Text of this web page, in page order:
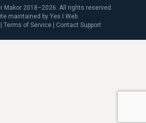
Makor 2018–2026. All rights reserved.
maintained byYes I Web
|Terms of Service | Contact Support